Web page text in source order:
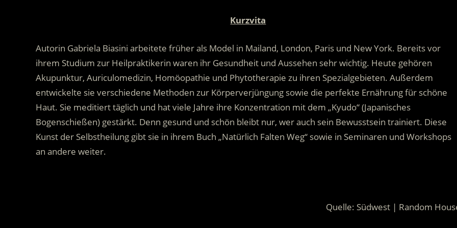
Kurzvita
Autorin Gabriela Biasini arbeitete früher als Model in Mailand, London, Paris und New York. Bereits vor
ihrem Studium zur Heilpraktikerin waren ihr Gesundheit und Aussehen sehr wichtig. Heute gehören
Akupunktur, Auriculomedizin, Homöopathie und Phytotherapie zu ihren Spezialgebieten. Außerdem
entwickelte sie verschiedene Methoden zur Körperverjüngung sowie die perfekte Ernährung für schöne
Haut. Sie meditiert täglich und hat viele Jahre ihre Konzentration mit dem „Kyudo“ (Japanisches
Bogenschießen) gestärkt. Denn gesund und schön bleibt nur, wer auch sein Bewusstsein trainiert. Diese
Kunst der Selbstheilung gibt sie in ihrem Buch „Natürlich Falten Weg“ sowie in Seminaren und Workshops
an andere weiter.
Quelle: Südwest | Random